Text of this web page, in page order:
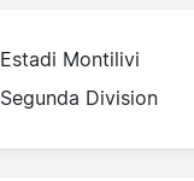
Estadi Montilivi
Segunda Division